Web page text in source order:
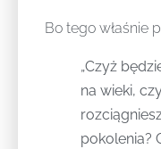
Bo tego właśnie
„Czyż
na wieki,
pokolenia?